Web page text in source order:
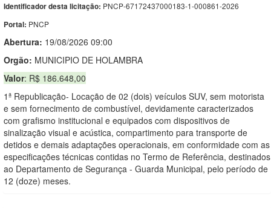
Identificador desta licitação: PNCP-67172437000183-1-000861-2026
Portal: PNCP
Abertura: 19/08/2026 09:00
Orgão: MUNICIPIO DE HOLAMBRA
Valor: R$ 186.648,00
1ª Republicação- Locação de 02 (dois) veículos SUV, sem motorista
e sem fornecimento de combustível, devidamente caracterizados
com grafismo institucional e equipados com dispositivos de
sinalização visual e acústica, compartimento para transporte de
detidos e demais adaptações operacionais, em conformidade com as
especificações técnicas contidas no Termo de Referência, destinados
ao Departamento de Segurança - Guarda Municipal, pelo período de
12 (doze) meses.